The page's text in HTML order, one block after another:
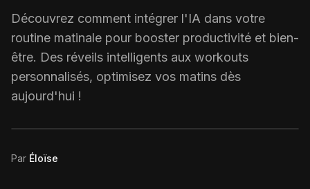
Découvrez comment intégrer l'IA dans votre
routine matinale pour booster productivité et bien-
être. Des réveils intelligents aux workouts
personnalisés, optimisez vos matins dès
aujourd'hui !
Par Éloïse